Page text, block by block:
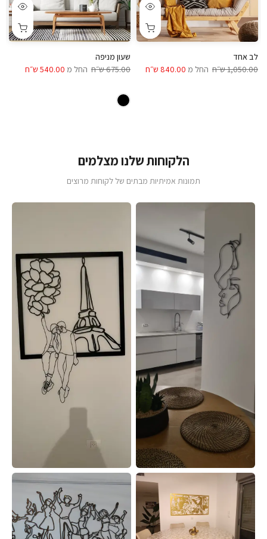
לב אחד
1,050.00 ש״ח
החל מ
שעון מניפה
675.00 ש״ח
החל מ
הלקוחות שלנו מצלמים
תמונות אמיתיות מבתים של לקוחות מרוצים